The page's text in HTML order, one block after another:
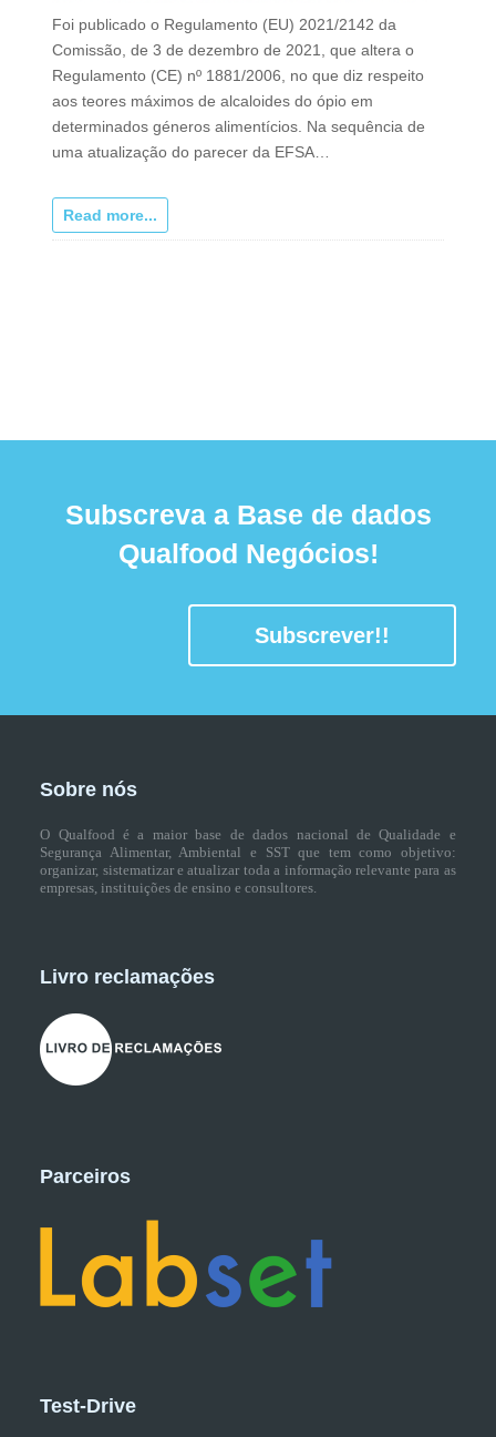
Foi publicado o Regulamento (EU) 2021/2142 da
Comissão, de 3 de dezembro de 2021, que altera o
Regulamento (CE) nº 1881/2006, no que diz respeito
aos teores máximos de alcaloides do ópio em
determinados géneros alimentícios. Na sequência de
uma atualização do parecer da EFSA…
Read more...
Subscreva a Base de dados
Qualfood Negócios!
Subscrever!!
Sobre nós
O Qualfood é a maior base de dados nacional de Qualidade e
Segurança Alimentar, Ambiental e SST que tem como objetivo:
organizar, sistematizar e atualizar toda a informação relevante para as
empresas, instituições de ensino e consultores.
Livro reclamações
Parceiros
Test-Drive